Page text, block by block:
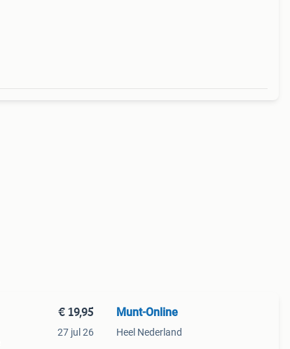
€ 19,95
27 jul 26
Munt-Online
Heel Nederland